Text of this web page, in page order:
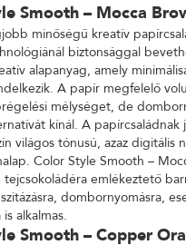
Smooth – Mocca
minőségű kreatív
biztonsággal
alapanyag, amely
A papír megfelelő
mélységet, de
kínál. A
világos tónusú, azaz digitális
Color Style Smooth –
tejcsokoládéra emlékeztető
dombornyomásra,
alkalmas.
Smooth – Copper